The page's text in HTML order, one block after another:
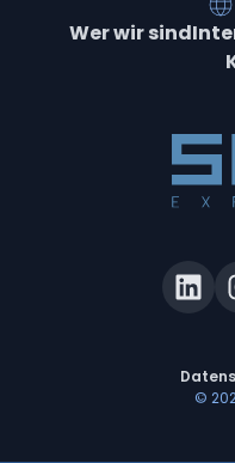
Wer wir sind
©